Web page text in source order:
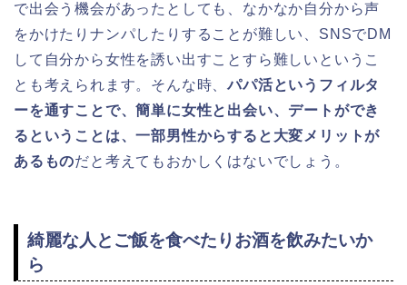
で出会う機会があったとしても、なかなか自分から声
をかけたりナンパしたりすることが難しい、SNSでDM
して自分から女性を誘い出すことすら難しいというこ
とも考えられます。そんな時、パパ活というフィルタ
ーを通すことで、簡単に女性と出会い、デートができ
るということは、一部男性からすると大変メリットが
あるものだと考えてもおかしくはないでしょう。
綺麗な人とご飯を食べたりお酒を飲みたいか
ら